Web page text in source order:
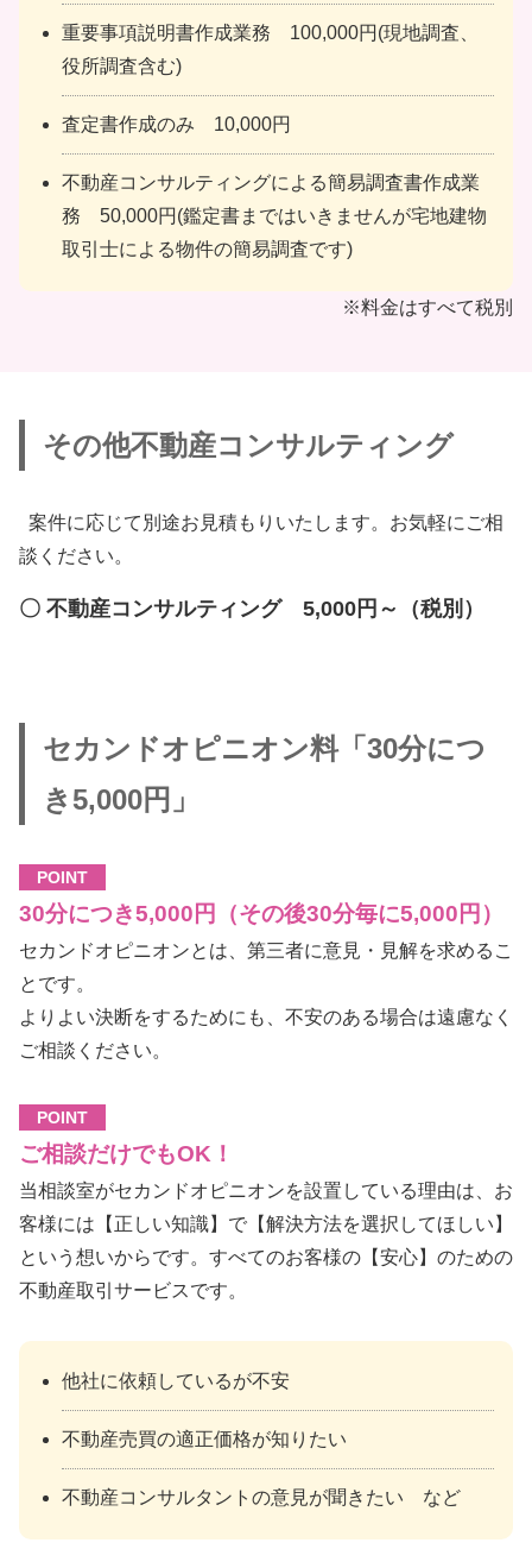
重要事項説明書作成業務 100,000円(現地調査、
役所調査含む)
査定書作成のみ 10,000円
不動産コンサルティングによる簡易調査書作成業
務 50,000円(鑑定書まではいきませんが宅地建物
取引士による物件の簡易調査です)
※料金はすべて税別
その他不動産コンサルティング
案件に応じて別途お見積もりいたします。お気軽にご相
談ください。
〇 不動産コンサルティング 5,000円～（税別）
セカンドオピニオン料「30分につ
き5,000円」
POINT
30分につき5,000円 （その後30分毎に5,000円）
セカンドオピニオンとは、第三者に意見・見解を求めるこ
とです。
よりよい決断をするためにも、不安のある場合は遠慮なく
ご相談ください。
POINT
ご相談だけでもOK！
当相談室がセカンドオピニオンを設置している理由は、お
客様には【正しい知識】で【解決方法を選択してほしい】
という想いからです。すべてのお客様の【安心】のための
不動産取引サービスです。
他社に依頼しているが不安
不動産売買の適正価格が知りたい
不動産コンサルタントの意見が聞きたい など